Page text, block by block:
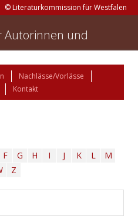
© Literaturkommission für Westfalen
Autorinnen und
Nachlässe/Vorlässe
Kontakt
F G H I J K L
M
Z